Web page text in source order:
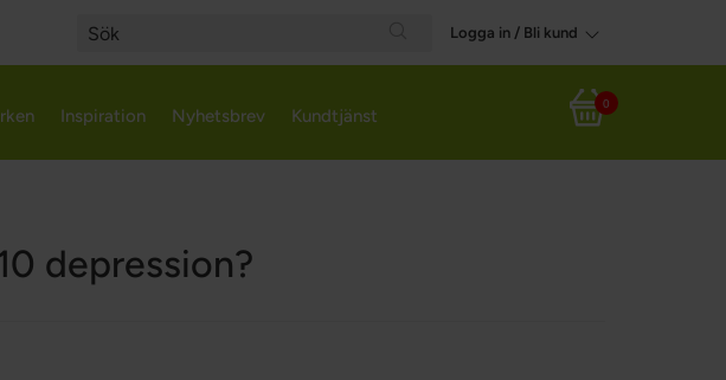
Search
Logga in / Bli kund
Varukorg
0
Inspiration Nyhetsbrev Kundtjänst
depression?